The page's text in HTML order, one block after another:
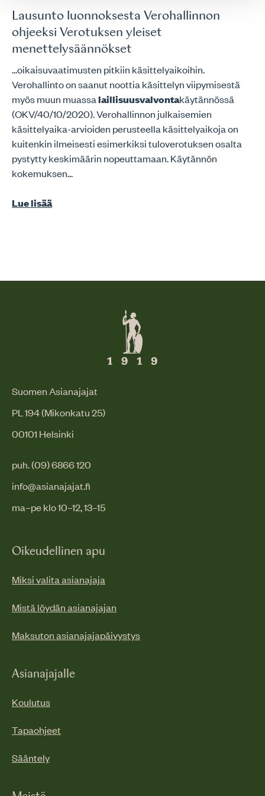
Lausunto luonnoksesta Verohallinnon
ohjeeksi Verotuksen yleiset
menettelysäännökset
...oikaisuvaatimusten pitkiin käsittelyaikoihin.
Verohallinto on saanut noottia käsittelyn viipymisestä
myös muun muassalaillisuusvalvontakäytännössä
(OKV/40/10/2020). Verohallinnon julkaisemien
käsittelyaika-arvioiden perusteella käsittelyaikoja on
kuitenkin ilmeisesti esimerkiksi tuloverotuksen osalta
pystytty keskimäärin nopeuttamaan. Käytännön
kokemuksen...
Lue lisää
Suomen Asianajajat
PL 194 (Mikonkatu 25)
00101 Helsinki
puh. (09) 6866 120
info@asianajajat.fi
ma–pe klo 10–12, 13–15
Oikeudellinen apu
Miksi valita asianajaja
Mistä löydän asianajajan
Maksuton asianajajapäivystys
Asianajajalle
Koulutus
Tapaohjeet
Sääntely